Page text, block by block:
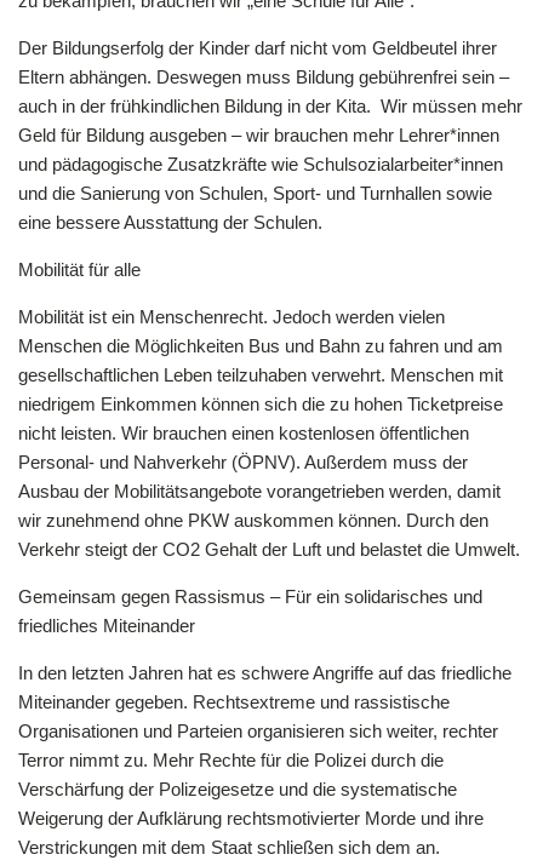
Der Bildungserfolg der Kinder darf nicht vom Geldbeutel ihrer
Eltern abhängen. Deswegen muss Bildung gebührenfrei sein –
auch in der frühkindlichen Bildung in der Kita. Wir müssen mehr
Geld für Bildung ausgeben – wir brauchen mehr Lehrer*innen
und pädagogische Zusatzkräfte wie Schulsozialarbeiter*innen
und die Sanierung von Schulen, Sport- und Turnhallen sowie
eine bessere Ausstattung der Schulen.
Mobilität für alle
Mobilität ist ein Menschenrecht. Jedoch werden vielen
Menschen die Möglichkeiten Bus und Bahn zu fahren und am
gesellschaftlichen Leben teilzuhaben verwehrt. Menschen mit
niedrigem Einkommen können sich die zu hohen Ticketpreise
nicht leisten. Wir brauchen einen kostenlosen öffentlichen
Personal- und Nahverkehr (ÖPNV). Außerdem muss der
Ausbau der Mobilitätsangebote vorangetrieben werden, damit
wir zunehmend ohne PKW auskommen können. Durch den
Verkehr steigt der CO2 Gehalt der Luft und belastet die Umwelt.
Gemeinsam gegen Rassismus – Für ein solidarisches und
friedliches Miteinander
In den letzten Jahren hat es schwere Angriffe auf das friedliche
Miteinander gegeben. Rechtsextreme und rassistische
Organisationen und Parteien organisieren sich weiter, rechter
Terror nimmt zu. Mehr Rechte für die Polizei durch die
Verschärfung der Polizeigesetze und die systematische
Weigerung der Aufklärung rechtsmotivierter Morde und ihre
Verstrickungen mit dem Staat schließen sich dem an.